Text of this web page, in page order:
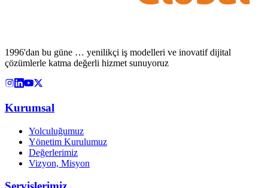
1996'dan bu güne … yenilikçi iş modelleri ve inovatif dijital
çözümlerle katma değerli hizmet sunuyoruz
Kurumsal
Yolculuğumuz
Yönetim Kurulumuz
Değerlerimiz
Vizyon, Misyon